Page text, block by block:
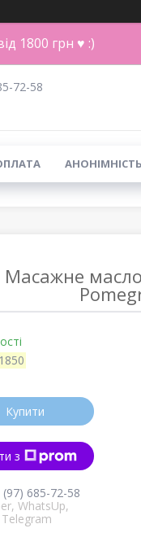
1800 грн ♥ :)
72-58
АНОНІМНІСТЬ
Масажне
Купити
з
(97) 685-72-58
WhatsUp,
Telegram